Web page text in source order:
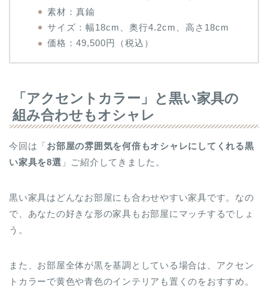
素材：真鍮
サイズ：幅18cm、奥行4.2cm、高さ18cm
価格：49,500円（税込）
「アクセントカラー」と黒い家具の
組み合わせもオシャレ
今回は「お部屋の雰囲気を何倍もオシャレにしてくれる黒
い家具を8選 」ご紹介してきました。
黒い家具はどんなお部屋にも合わせやすい家具です。なの
で、あなたの好きな形の家具もお部屋にマッチするでしょ
う。
また、お部屋全体が黒を基調としている場合は、アクセン
トカラーで黄色や青色のインテリアも置くのをおすすめ。